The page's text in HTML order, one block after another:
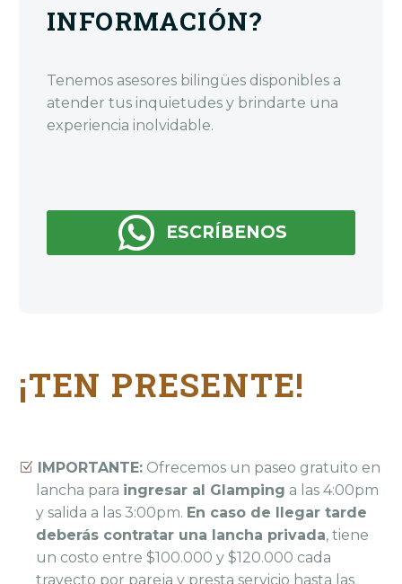
INFORMACIÓN?
Tenemos asesores bilingües disponibles a
atender tus inquietudes y brindarte una
experiencia inolvidable.
 ESCRÍBENOS
¡TEN PRESENTE!
IMPORTANTE: Ofrecemos un paseo gratuito en
lancha para ingresar al Glamping a las 4:00pm
y salida a las 3:00pm. En caso de llegar tarde
deberás contratar una lancha privada, tiene
un costo entre $100.000 y $120.000 cada
trayecto por pareja y presta servicio hasta las